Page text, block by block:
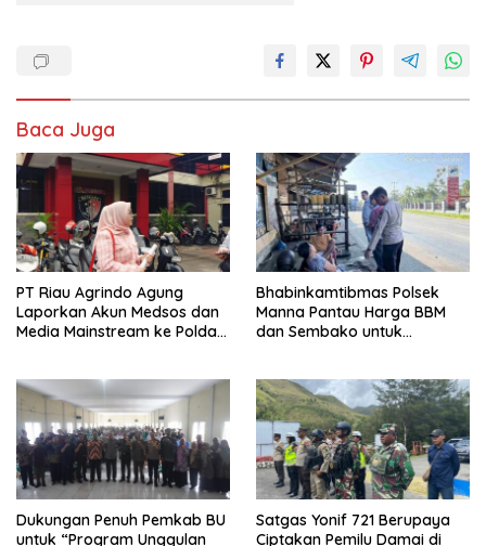
Baca Juga
PT Riau Agrindo Agung
Laporkan Akun Medsos dan
Media Mainstream ke Polda
Bhabinkamtibmas Polsek
Manna Pantau Harga BBM
dan Sembako untuk
Dukungan Penuh Pemkab BU
untuk “Program Unggulan
Satgas Yonif 721 Berupaya
Ciptakan Pemilu Damai di